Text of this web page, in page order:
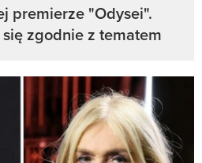
premierze "Odysei".
zgodnie z tematem